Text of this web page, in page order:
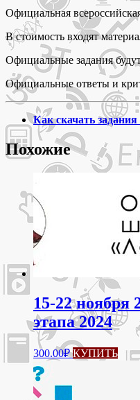
2023 Школьный
этап
2023
олимпиада
по
русскому
языку
4-
класс
задания
и
ответы
олимпиады
школьников
ВСОШ
Официальная
В стоимость входят
Официальные задания
Официальные ответы и
Как скачать
Похожие
15-22 ноября
этапа 2024
300.00₽ КУПИТЬ